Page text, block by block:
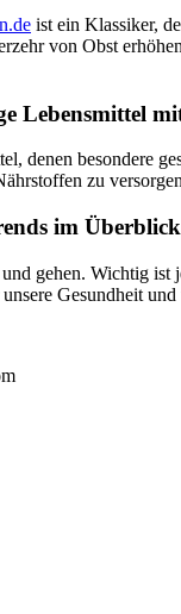
ist ein Klassiker,
von Obst
Lebensmittel
denen besondere
zu
im Überblick
gehen. Wichtig ist
Gesundheit